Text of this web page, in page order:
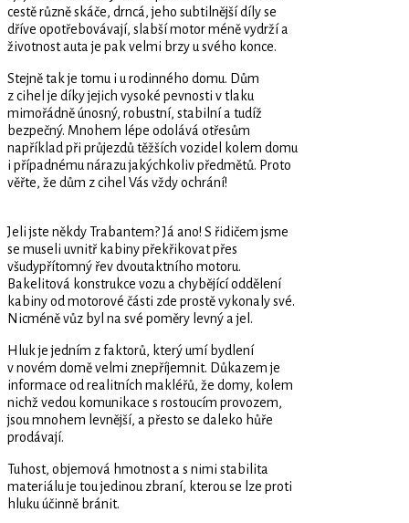
cestě různě skáče, drncá, jeho subtilnější díly se
dříve opotřebovávají, slabší motor méně vydrží a
životnost auta je pak velmi brzy u svého konce.
Stejně tak je tomu i u rodinného domu. Dům
z cihel je díky jejich vysoké pevnosti v tlaku
mimořádně únosný, robustní, stabilní a tudíž
bezpečný. Mnohem lépe odolává otřesům
například při průjezdů těžších vozidel kolem domu
i případnému nárazu jakýchkoliv předmětů. Proto
věřte, že dům z cihel Vás vždy ochrání!
Jeli jste někdy Trabantem? Já ano! S řidičem jsme
se museli uvnitř kabiny překřikovat přes
všudypřítomný řev dvoutaktního motoru.
Bakelitová konstrukce vozu a chybějící oddělení
kabiny od motorové části zde prostě vykonaly své.
Nicméně vůz byl na své poměry levný a jel.
Hluk je jedním z faktorů, který umí bydlení
v novém domě velmi znepříjemnit. Důkazem je
informace od realitních makléřů, že domy, kolem
nichž vedou komunikace s rostoucím provozem,
jsou mnohem levnější, a přesto se daleko hůře
prodávají.
Tuhost, objemová hmotnost a s nimi stabilita
materiálu je tou jedinou zbraní, kterou se lze proti
hluku účinně bránit.